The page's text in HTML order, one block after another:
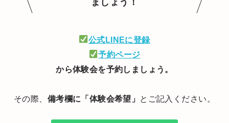
ましょう！
公式LINEに登録
予約ページ
から体験会を予約しましょう。
その際、 備考欄に「体験会希望」 とご記入ください。